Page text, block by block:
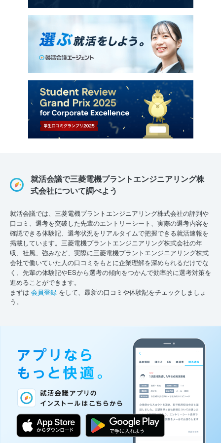
就活会議で三菱電機プラントエンジニアリング株
式会社について調べよう
就活会議では、三菱電機プラントエンジニアリング株式会社の評判や
口コミ、選考を突破した先輩のエントリーシート、実際の選考内容を
確認できる体験記、選考状況をリアルタイムで把握できる就活速報を
掲載しています。三菱電機プラントエンジニアリング株式会社の年
収、社風、強みなど、実際に三菱電機プラントエンジニアリング株式
会社で働いていた人の口コミをもとに企業理解を深められるだけでな
く、先輩の体験記やESから選考の傾向をつかんで効率的に選考対策を
進めることができます。
まずは 会員登録 をして、最新の口コミや体験記をチェックしましょ
う。